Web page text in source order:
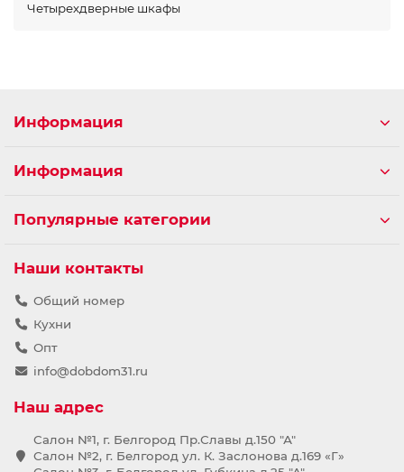
Четырехдверные шкафы
Информация
Информация
Популярные категории
Наши контакты
Общий номер
Кухни
Опт
info@dobdom31.ru
Наш адрес
Салон №1, г. Белгород Пр.Славы д.150 "А"
Салон №2, г. Белгород ул. К. Заслонова д.169 «Г»